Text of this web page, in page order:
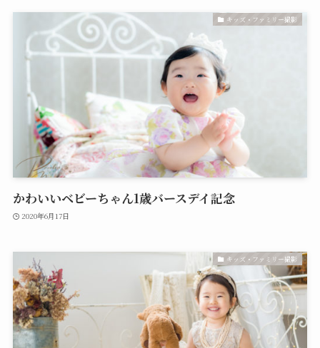
キッズ・ファミリー撮影
かわいいベビーちゃん1歳バースデイ記念
2020年6月17日
キッズ・ファミリー撮影